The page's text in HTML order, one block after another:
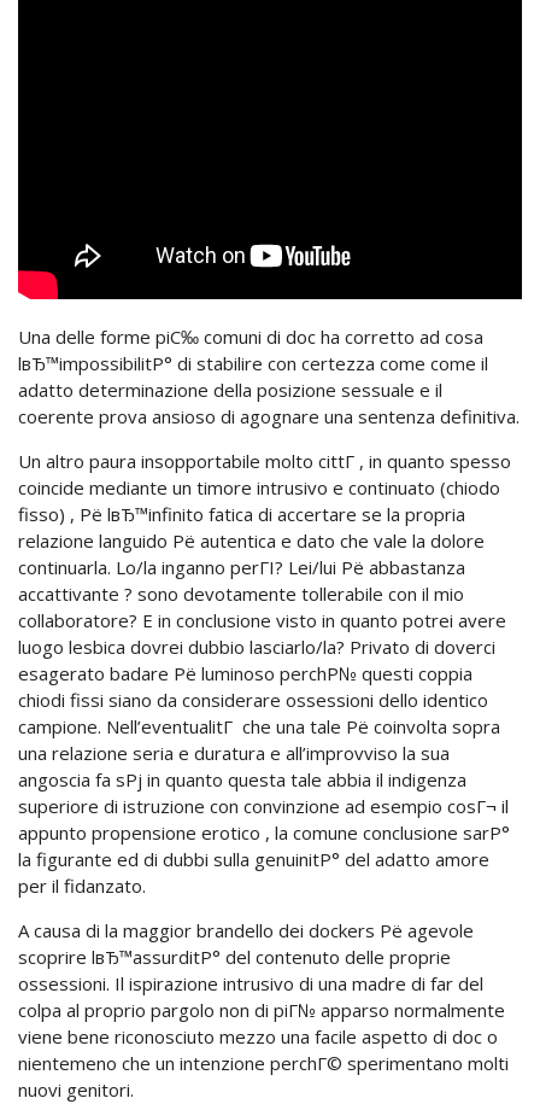
Una delle forme piС‰ comuni di doc ha corretto ad cosa
lвЂ™impossibilitР° di stabilire con certezza come come il
adatto determinazione della posizione sessuale e il
coerente prova ansioso di agognare una sentenza definitiva.
Un altro paura insopportabile molto cittГ , in quanto spesso
coincide mediante un timore intrusivo e continuato (chiodo
fisso) , Рё lвЂ™infinito fatica di accertare se la propria
relazione languido Рё autentica e dato che vale la dolore
continuarla. Lo/la inganno perГІ? Lei/lui Рё abbastanza
accattivante ? sono devotamente tollerabile con il mio
collaboratore? E in conclusione visto in quanto potrei avere
luogo lesbica dovrei dubbio lasciarlo/la? Privato di doverci
esagerato badare Рё luminoso perchР№ questi coppia
chiodi fissi siano da considerare ossessioni dello identico
campione. Nell’eventualitГ che una tale Рё coinvolta sopra
una relazione seria e duratura e all’improvviso la sua
angoscia fa sРј in quanto questa tale abbia il indigenza
superiore di istruzione con convinzione ad esempio cosГ¬ il
appunto propensione erotico , la comune conclusione sarР°
la figurante ed di dubbi sulla genuinitР° del adatto amore
per il fidanzato.
A causa di la maggior brandello dei dockers Рё agevole
scoprire lвЂ™assurditР° del contenuto delle proprie
ossessioni. Il ispirazione intrusivo di una madre di far del
colpa al proprio pargolo non di piГ№ apparso normalmente
viene bene riconosciuto mezzo una facile aspetto di doc o
nientemeno che un intenzione perchГ© sperimentano molti
nuovi genitori.